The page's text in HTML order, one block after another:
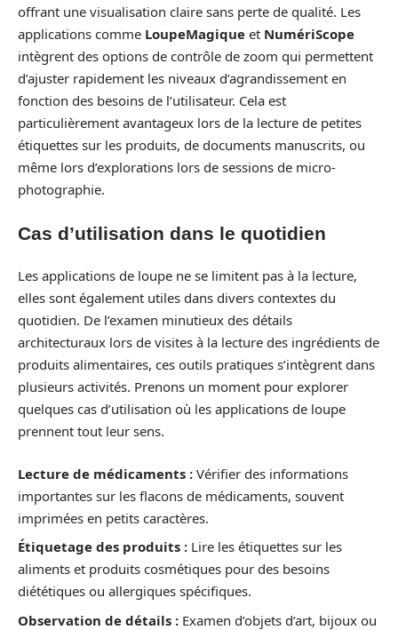
offrant une visualisation claire sans perte de qualité. Les
applications comme LoupeMagique et NumériScope
intègrent des options de contrôle de zoom qui permettent
d’ajuster rapidement les niveaux d’agrandissement en
fonction des besoins de l’utilisateur. Cela est
particulièrement avantageux lors de la lecture de petites
étiquettes sur les produits, de documents manuscrits, ou
même lors d’explorations lors de sessions de micro-
photographie.
Cas d’utilisation dans le quotidien
Les applications de loupe ne se limitent pas à la lecture,
elles sont également utiles dans divers contextes du
quotidien. De l’examen minutieux des détails
architecturaux lors de visites à la lecture des ingrédients de
produits alimentaires, ces outils pratiques s’intègrent dans
plusieurs activités. Prenons un moment pour explorer
quelques cas d’utilisation où les applications de loupe
prennent tout leur sens.
Lecture de médicaments : Vérifier des informations
importantes sur les flacons de médicaments, souvent
imprimées en petits caractères.
Étiquetage des produits : Lire les étiquettes sur les
aliments et produits cosmétiques pour des besoins
diététiques ou allergiques spécifiques.
Observation de détails : Examen d’objets d’art, bijoux ou